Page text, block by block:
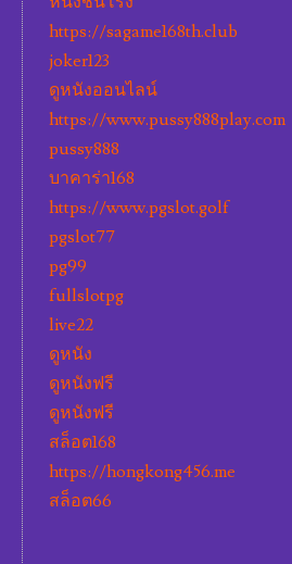
https://sagame168th.club
joker123
ดูหนังออนไลน์
https://www.pussy888play.com
pussy888
บาคาร่า168
https://www.pgslot.golf
pgslot77
pg99
fullslotpg
live22
ดูหนัง
ดูหนังฟรี
ดูหนังฟรี
สล็อต168
https://hongkong456.me
สล็อต66